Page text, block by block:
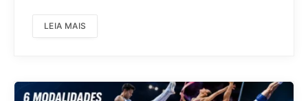
LEIA MAIS